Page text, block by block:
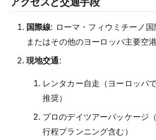
国際線: ローマ・フィウミチーノ国
またはその他のヨーロッパ主要空
現地交通:
レンタカー自走（ヨーロッパ
推奨）
プロのデイツアーパッケージ
行程プランニング含む）